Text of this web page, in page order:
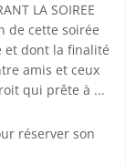
LA SOIREE
de cette soirée
et dont la finalité
amis et ceux
qui prête à ...
réserver son